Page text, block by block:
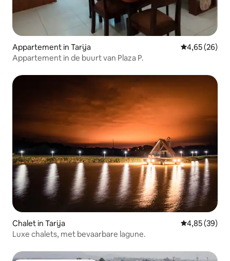
Appartement in Tarija Gemiddelde
4,65 (26)
Appartement in de buurt van Plaza P.
Chalet in Tarija Gemiddelde
4,85 (39)
Luxe chalets, met bevaarbare lagune.